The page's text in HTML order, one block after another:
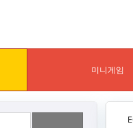
미니게임